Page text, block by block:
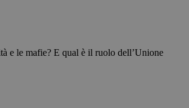
e le mafie? E qual è il ruolo dell’Unione